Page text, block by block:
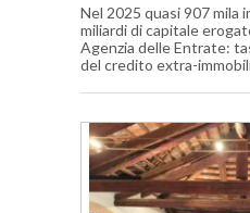
Nel 2025 quasi 907 mila
miliardi di capitale
Agenzia delle Entrate:
del credito extra-